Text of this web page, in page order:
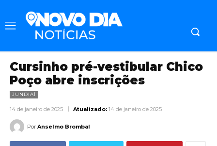
Cursinho pré-vestibular Chico
Poço abre inscrições
JUNDIAÍ
14 de janeiro de 2025 Atualizado: 14 de janeiro de 2025
Por Anselmo Brombal